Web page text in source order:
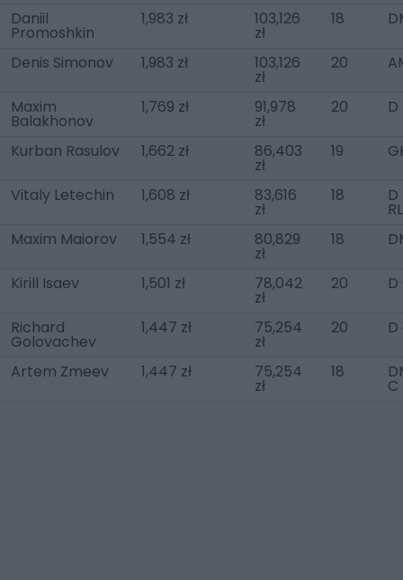
Daniil
Promoshkin
1,983 zł 103,126
zł
18
Denis Simonov 1,983 zł 103,126
zł
20
Maxim
Balakhonov
1,769 zł 91,978
zł
20 D
Kurban Rasulov 1,662 zł 86,403
zł
19
Vitaly Letechin 1,608 zł 83,616
zł
18 D
RL
Maxim Maiorov
1,554 zł 80,829
zł
18
Kirill Isaev 1,501 zł 78,042
zł
20 D
Richard
Golovachev
1,447 zł 75,254
zł
20 D
Artem Zmeev 1,447 zł 75,254
zł
18
C